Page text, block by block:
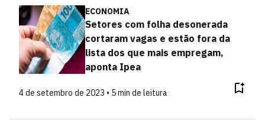
ECONOMIA
Setores com folha desonerada
cortaram vagas e estão fora da
lista dos que mais empregam,
aponta Ipea
4 de setembro de 2023 • 5 min de leitura